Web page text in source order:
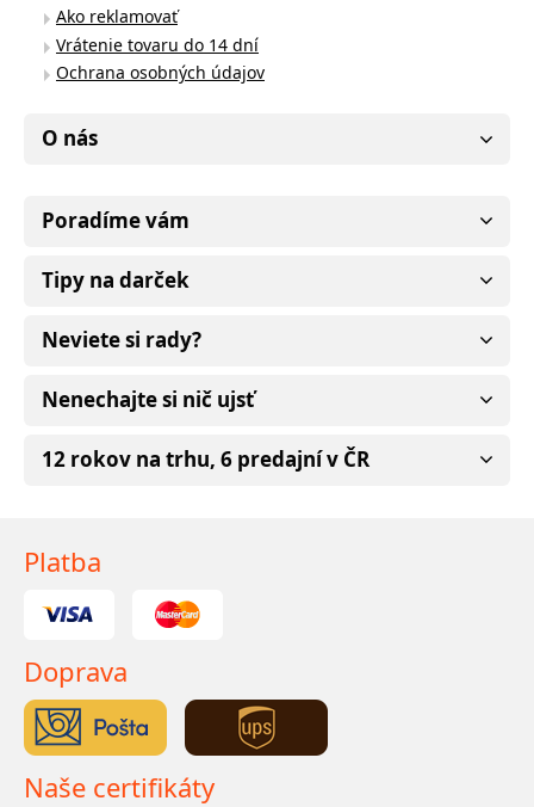
Ako reklamovať
Vrátenie tovaru do 14 dní
Ochrana osobných údajov
O nás
Poradíme vám
Tipy na darček
Neviete si rady?
Nenechajte si nič ujsť
12 rokov na trhu, 6 predajní v ČR
Platba
Doprava
Naše certifikáty